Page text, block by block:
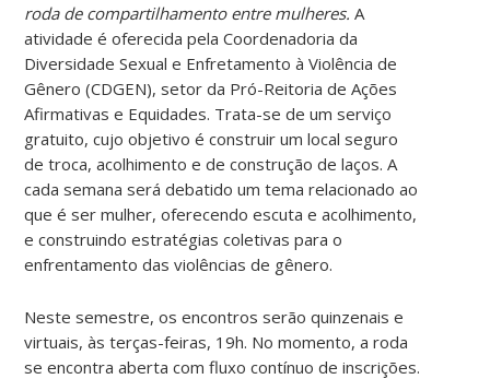
roda de compartilhamento entre mulheres.A
atividade é oferecida pela Coordenadoria da
Diversidade Sexual e Enfretamento à Violência de
Gênero (CDGEN), setor da Pró-Reitoria de Ações
Afirmativas e Equidades. Trata-se de um serviço
gratuito, cujo objetivo é construir um local seguro
de troca, acolhimento e de construção de laços. A
cada semana será debatido um tema relacionado ao
que é ser mulher, oferecendo escuta e acolhimento,
e construindo estratégias coletivas para o
enfrentamento das violências de gênero.
Neste semestre, os encontros serão quinzenais e
virtuais, às terças-feiras, 19h. No momento, a roda
se encontra aberta com fluxo contínuo de inscrições.